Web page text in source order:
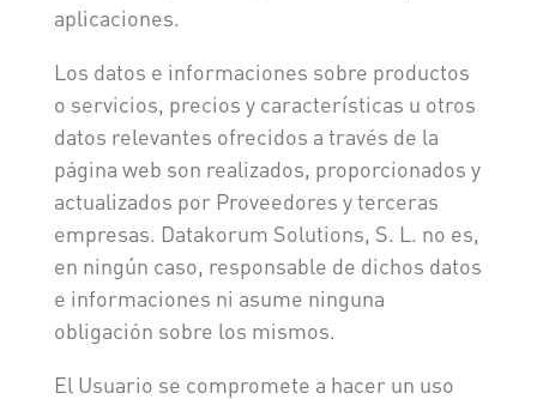
aplicaciones.
Los datos e informaciones sobre productos
o servicios, precios y características u otros
datos relevantes ofrecidos a través de la
página web son realizados, proporcionados y
actualizados por Proveedores y terceras
empresas. Datakorum Solutions, S. L. no es,
en ningún caso, responsable de dichos datos
e informaciones ni asume ninguna
obligación sobre los mismos.
El Usuario se compromete a hacer un uso